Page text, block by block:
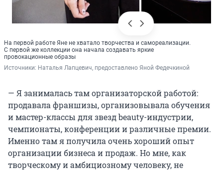
На первой работе Яне не хватало творчества и самореализации.
С первой же коллекции она начала создавать яркие
провокационные образы
Источники: Наталья Лапцевич, предоставлено Яной Федечкиной
— Я занималась там организаторской работой:
продавала франшизы, организовывала обучения
и мастер-классы для звезд beauty-индустрии,
чемпионаты, конференции и различные премии.
Именно там я получила очень хороший опыт
организации бизнеса и продаж. Но мне, как
творческому и амбициозному человеку, не